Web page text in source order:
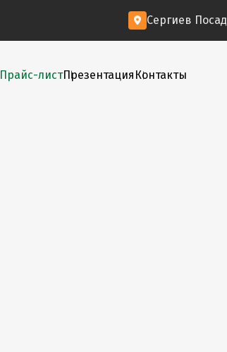
Сергиев Посад
Прайс-листПрезентация Контакты